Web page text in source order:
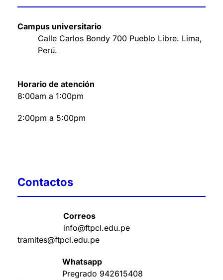
Campus universitario
Calle Carlos Bondy 700 Pueblo Libre. Lima,
Perú.
Horario de atención
8:00am a 1:00pm
2:00pm a 5:00pm
Contactos
Correos
info@ftpcl.edu.pe
tramites@ftpcl.edu.pe
Whatsapp
Pregrado 942615408